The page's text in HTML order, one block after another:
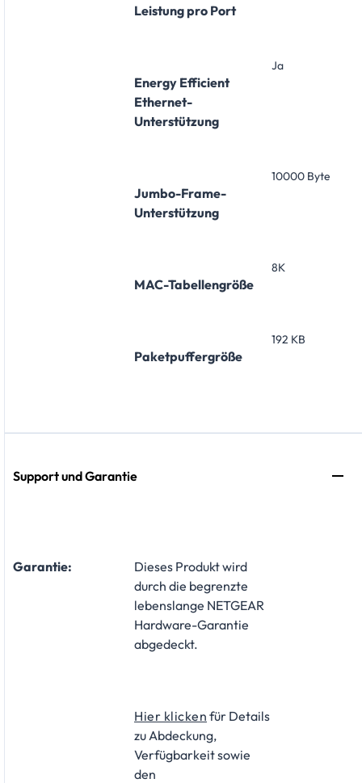
Leistung pro Port
Energy Efficient
Ethernet-
Unterstützung
Ja
Jumbo-Frame-
Unterstützung
10000 Byte
MAC-Tabellengröße
8K
Paketpuffergröße
192 KB
Support und Garantie
Garantie:
​Dieses Produkt wird
durch die begrenzte
lebenslange NETGEAR
Hardware-Garantie
abgedeckt.
Hier klicken für Details
zu Abdeckung,
Verfügbarkeit sowie
den